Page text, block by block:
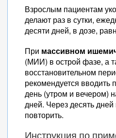
Взрослым пациентам
делают раз в сутки,
десяти дней, в дозе,
При массивном
(МИИ) в острой фазе, а
восстановительном
рекомендуется вводить
день (утром и вечером)
дней. Через десять дней
повторить.
Инструкция по